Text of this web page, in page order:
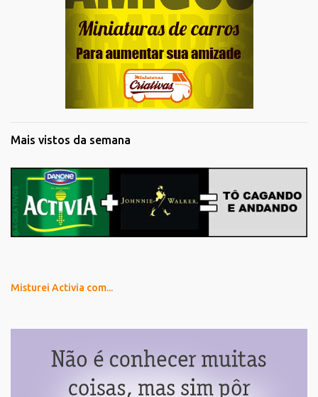
Mais vistos da semana
Misturei Activia com...